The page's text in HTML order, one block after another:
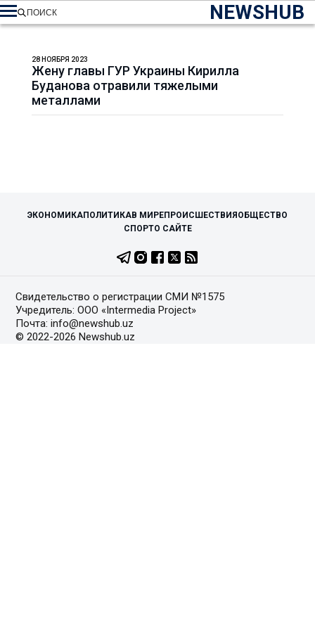
NEWSHUB
ПОИСК
Жену главы ГУР Украины Кирилла
Буданова отравили тяжелыми
металлами
28 НОЯБРЯ 2023
ЭКОНОМИКАПОЛИТИКАВ МИРЕПРОИСШЕСТВИЯ ОБЩЕСТВО
СПОРТО САЙТЕ
Свидетельство о регистрации СМИ №1575
Учредитель: ООО «Intermedia Project»
Почта: info@newshub.uz
© 2022-2026 Newshub.uz